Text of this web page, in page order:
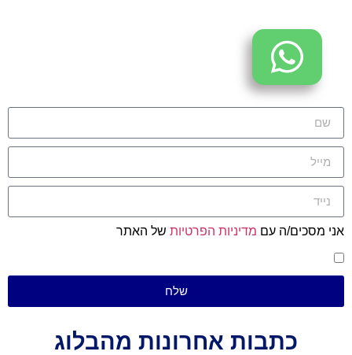
אני מסכים/ה עם מדיניות הפרטיות של האתר
שלח
כתבות אחרונות מהבלוג